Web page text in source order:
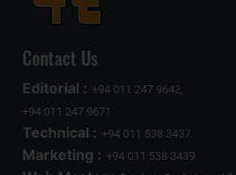
Contact Us
Editorial : +94 011 247 9642,
+94 011 247 9671
Technical : +94 011 538 3437
Marketing : +94 011 538 3439